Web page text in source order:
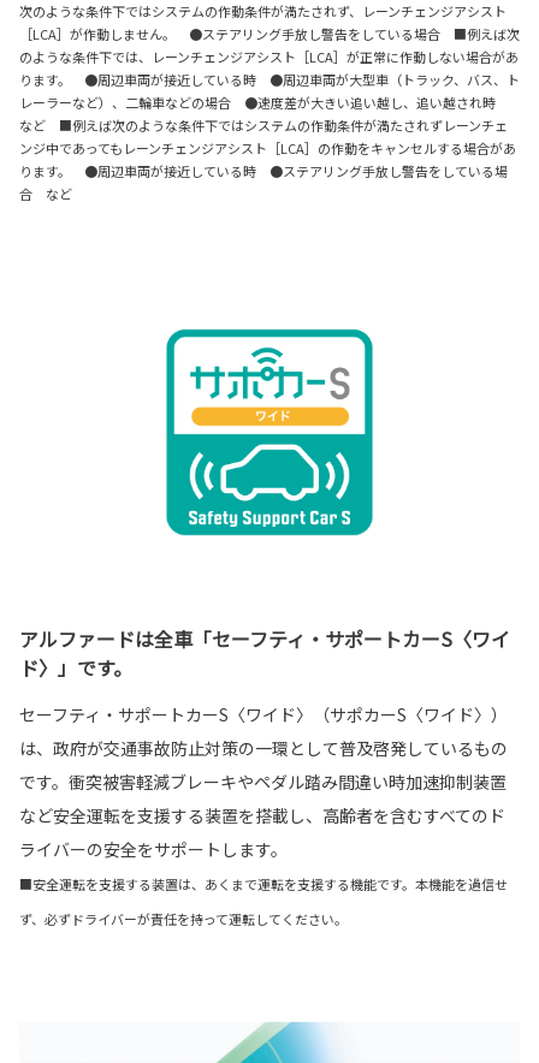
次のような条件下ではシステムの作動条件が満たされず、レーンチェンジアシスト
［LCA］が作動しません。 ●ステアリング手放し警告をしている場合 ■例えば次
のような条件下では、レーンチェンジアシスト［LCA］が正常に作動しない場合があ
ります。 ●周辺車両が接近している時 ●周辺車両が大型車（トラック、バス、ト
レーラーなど）、二輪車などの場合 ●速度差が大きい追い越し、追い越され時
など ■例えば次のような条件下ではシステムの作動条件が満たされずレーンチェ
ンジ中であってもレーンチェンジアシスト［LCA］の作動をキャンセルする場合があ
ります。 ●周辺車両が接近している時 ●ステアリング手放し警告をしている場
合 など
アルファードは全車「セーフティ・サポートカーS〈ワイ
ド〉」です。
セーフティ・サポートカーS〈ワイド〉（サポカーS〈ワイド〉）
は、政府が交通事故防止対策の一環として普及啓発しているもの
です。衝突被害軽減ブレーキやペダル踏み間違い時加速抑制装置
など安全運転を支援する装置を搭載し、高齢者を含むすべてのド
ライバーの安全をサポートします。
■安全運転を支援する装置は、あくまで運転を支援する機能です。本機能を過信せ
ず、必ずドライバーが責任を持って運転してください。